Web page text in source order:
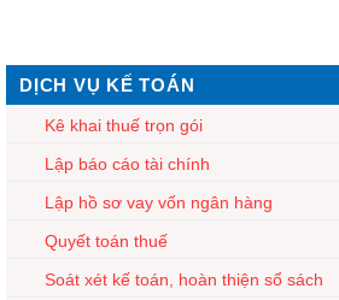
DỊCH VỤ KẾ TOÁN
Kê khai thuế trọn gói
Lập báo cáo tài chính
Lập hồ sơ vay vốn ngân hàng
Quyết toán thuế
Soát xét kế toán, hoàn thiện sổ sách